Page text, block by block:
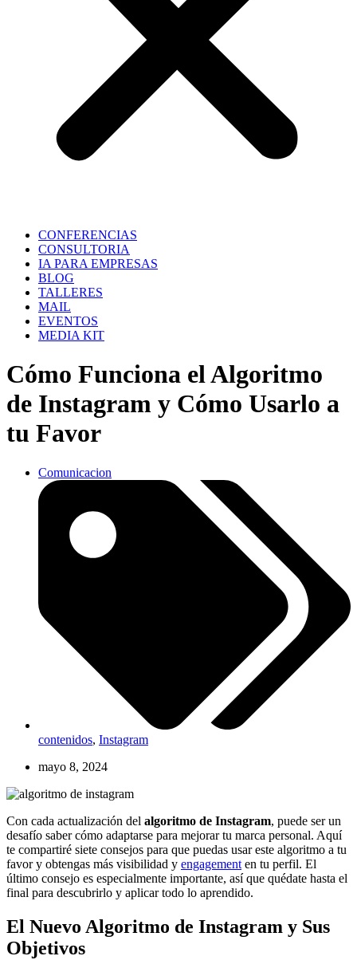
CONFERENCIAS
CONSULTORIA
IA PARA EMPRESAS
BLOG
TALLERES
MAIL
EVENTOS
MEDIA KIT
Cómo Funciona el Algoritmo
de Instagram y Cómo Usarlo a
tu Favor
Comunicacion
contenidos, Instagram
mayo 8, 2024
Con cada actualización del algoritmo de Instagram, puede ser un
desafío saber cómo adaptarse para mejorar tu marca personal. Aquí
te compartiré siete consejos para que puedas usar este algoritmo a tu
favor y obtengas más visibilidad y engagementen tu perfil. El
último consejo es especialmente importante, así que quédate hasta el
final para descubrirlo y aplicar todo lo aprendido.
El Nuevo Algoritmo de Instagram y Sus
Objetivos